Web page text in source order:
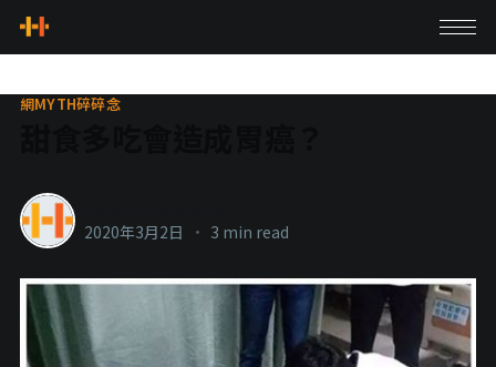
網MYTH碎碎念
2020年3月2日 • 3 min read